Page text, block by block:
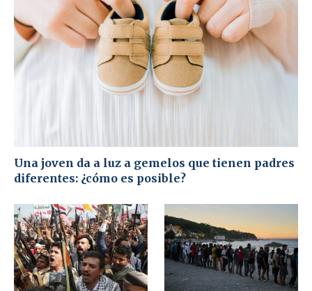
Una joven da a luz a gemelos que tienen padres
diferentes: ¿cómo es posible?